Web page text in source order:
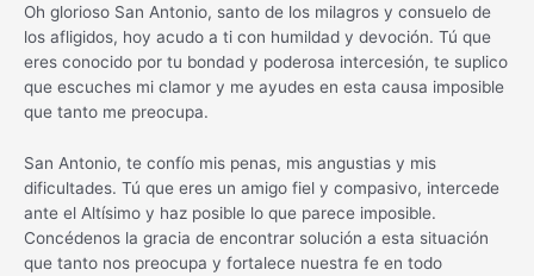
Oh glorioso San Antonio, santo de los milagros y consuelo de
los afligidos, hoy acudo a ti con humildad y devoción. Tú que
eres conocido por tu bondad y poderosa intercesión, te suplico
que escuches mi clamor y me ayudes en esta causa imposible
que tanto me preocupa.
San Antonio, te confío mis penas, mis angustias y mis
dificultades. Tú que eres un amigo fiel y compasivo, intercede
ante el Altísimo y haz posible lo que parece imposible.
Concédenos la gracia de encontrar solución a esta situación
que tanto nos preocupa y fortalece nuestra fe en todo